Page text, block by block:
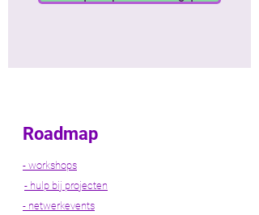
Roadmap
- workshops
- hulp bij projecten
- netwerkevents